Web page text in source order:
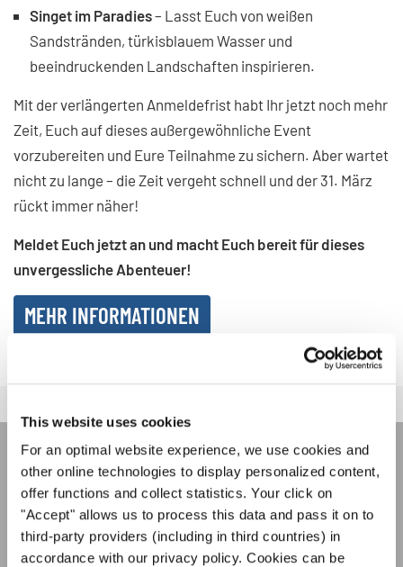
This website uses cookies
For an optimal website experience, we use cookies and
other online technologies to display personalized content,
offer functions and collect statistics. Your click on
"Accept" allows us to process this data and pass it on to
third-party providers (including in third countries) in
accordance with our privacy policy. Cookies can be
Singet im Paradies– Lasst Euch von weißen
Sandstränden, türkisblauem Wasser und
beeindruckenden Landschaften inspirieren.
Mit der verlängerten Anmeldefrist habt Ihr jetzt noch mehr
Zeit, Euch auf dieses außergewöhnliche Event
vorzubereiten und Eure Teilnahme zu sichern. Aber wartet
nicht zu lange – die Zeit vergeht schnell und der 31. März
rückt immer näher!
Meldet Euch jetzt an und macht Euch bereit für dieses
unvergessliche Abenteuer!
MEHR INFORMATIONEN
INTERKULTUR NEWSLETTER
Festivals, Chorwettbewerbe, Mitsingprojekte:
Besondere Veranstaltungshinweise und